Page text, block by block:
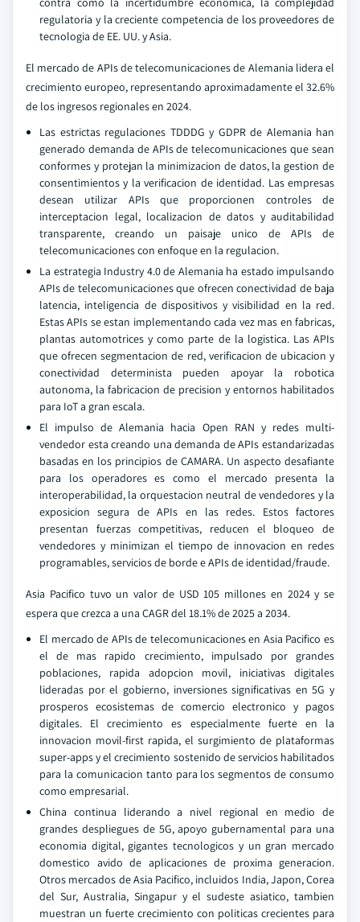
regulatoria y la creciente competencia de los proveedores de
tecnologia de EE. UU. y Asia.
El mercado de APIs de telecomunicaciones de Alemania lidera el
crecimiento europeo, representando aproximadamente el 32.6%
de los ingresos regionales en 2024.
Las estrictas regulaciones TDDDG y GDPR de Alemania han
generado demanda de APIs de telecomunicaciones que sean
conformes y protejan la minimizacion de datos, la gestion de
consentimientos y la verificacion de identidad. Las empresas
desean utilizar APIs que proporcionen controles de
interceptacion legal, localizacion de datos y auditabilidad
transparente, creando un paisaje unico de APIs de
telecomunicaciones con enfoque en la regulacion.
La estrategia Industry 4.0 de Alemania ha estado impulsando
APIs de telecomunicaciones que ofrecen conectividad de baja
latencia, inteligencia de dispositivos y visibilidad en la red.
Estas APIs se estan implementando cada vez mas en fabricas,
plantas automotrices y como parte de la logistica. Las APIs
que ofrecen segmentacion de red, verificacion de ubicacion y
conectividad determinista pueden apoyar la robotica
autonoma, la fabricacion de precision y entornos habilitados
para IoT a gran escala.
El impulso de Alemania hacia Open RAN y redes multi-
vendedor esta creando una demanda de APIs estandarizadas
basadas en los principios de CAMARA. Un aspecto desafiante
para los operadores es como el mercado presenta la
interoperabilidad, la orquestacion neutral de vendedores y la
exposicion segura de APIs en las redes. Estos factores
presentan fuerzas competitivas, reducen el bloqueo de
vendedores y minimizan el tiempo de innovacion en redes
programables, servicios de borde e APIs de identidad/fraude.
Asia Pacifico tuvo un valor de USD 105 millones en 2024 y se
espera que crezca a una CAGR del 18.1% de 2025 a 2034.
El mercado de APIs de telecomunicaciones en Asia Pacifico es
el de mas rapido crecimiento, impulsado por grandes
poblaciones, rapida adopcion movil, iniciativas digitales
lideradas por el gobierno, inversiones significativas en 5G y
prosperos ecosistemas de comercio electronico y pagos
digitales. El crecimiento es especialmente fuerte en la
innovacion movil-first rapida, el surgimiento de plataformas
super-apps y el crecimiento sostenido de servicios habilitados
para la comunicacion tanto para los segmentos de consumo
como empresarial.
China continua liderando a nivel regional en medio de
grandes despliegues de 5G, apoyo gubernamental para una
economia digital, gigantes tecnologicos y un gran mercado
domestico avido de aplicaciones de proxima generacion.
Otros mercados de Asia Pacifico, incluidos India, Japon, Corea
del Sur, Australia, Singapur y el sudeste asiatico, tambien
muestran un fuerte crecimiento con politicas crecientes para